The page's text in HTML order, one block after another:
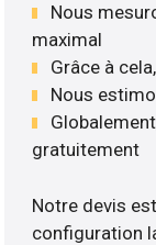
Nous
maximal
Grâce à
Nous
gratuitement
Notre devis
configuration